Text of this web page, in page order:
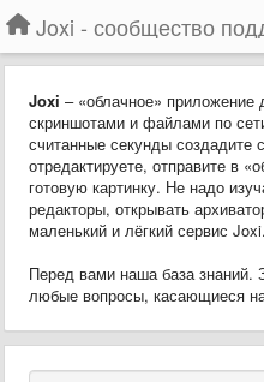
Joxi – «облачное» приложение
скриншотами и файлами по
считанные секунды создадите
отредактируете, отправите в
готовую картинку. Не надо
редакторы, открывать
маленький и лёгкий сервис Joxi.
Перед вами наша база знаний.
любые вопросы, касающиеся